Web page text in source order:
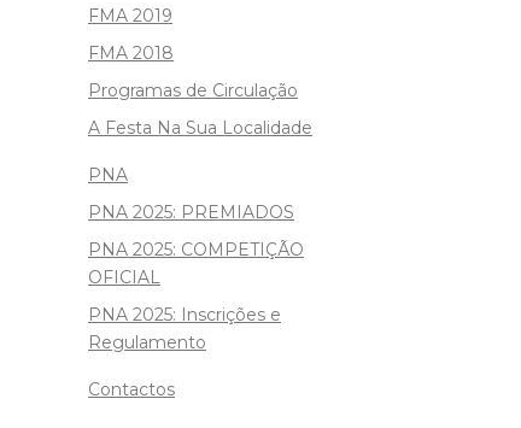
FMA 2019
FMA 2018
Programas de Circulação
A Festa Na Sua Localidade
PNA
PNA 2025: PREMIADOS
PNA 2025: COMPETIÇÃO
OFICIAL
PNA 2025: Inscrições e
Regulamento
Contactos